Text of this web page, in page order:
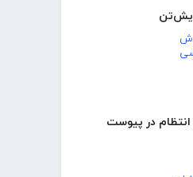
انتظام در پیوست